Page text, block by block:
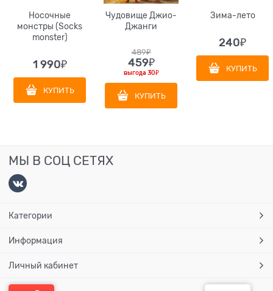
Носочные
монстры (Socks
monster)
1 990₽
КУПИТЬ
Чудовище Джио-
Джанги
489₽
459₽
выгода 30₽
КУПИТЬ
Зима-лето
240₽
КУПИТЬ
МЫ В СОЦ СЕТЯХ
Категории
Информация
Личный кабинет